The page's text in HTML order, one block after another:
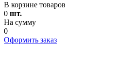
В корзине товаров
0 шт.
На сумму
0
Оформить заказ